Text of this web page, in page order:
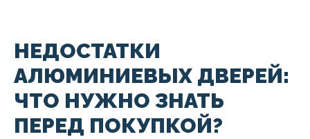
НЕДОСТАТКИ
АЛЮМИНИЕВЫХ ДВЕРЕЙ:
ЧТО НУЖНО ЗНАТЬ
ПЕРЕД ПОКУПКОЙ?